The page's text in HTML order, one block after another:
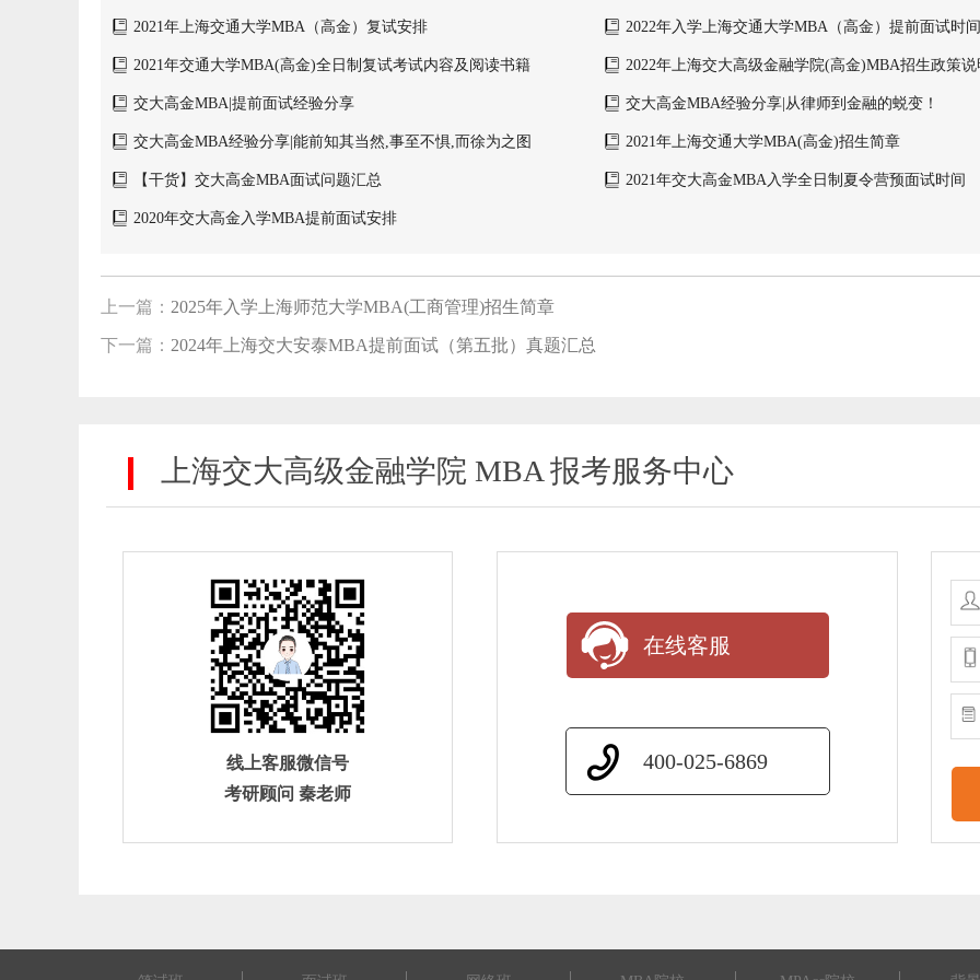
巧及流程
2021年上海交通大学MBA（高金）复试安排 2022年入学上海交通大学MBA（高金）提前面试时
2021年交通大学MBA(高金)全日制复试考试内容及阅读书籍 2022年上海交大高级金融学院(高金)MBA招生政策说
交大高金MBA|提前面试经验分享 交大高金MBA经验分享|从律师到金融的蜕变！
交大高金MBA经验分享|能前知其当然,事至不惧,而徐为之图 2021年上海交通大学MBA(高金)招生简章
【干货】交大高金MBA面试问题汇总 2021年交大高金MBA入学全日制夏令营预面试时间
2020年交大高金入学MBA提前面试安排
上一篇： 2025年入学上海师范大学MBA(工商管理)招生简章
下一篇： 2024年上海交大安泰MBA提前面试（第五批）真题汇总
上海交大高级金融学院 MBA 报考服务中心
线上客服微信号
考研顾问 秦老师
在线客服
400-025-6869